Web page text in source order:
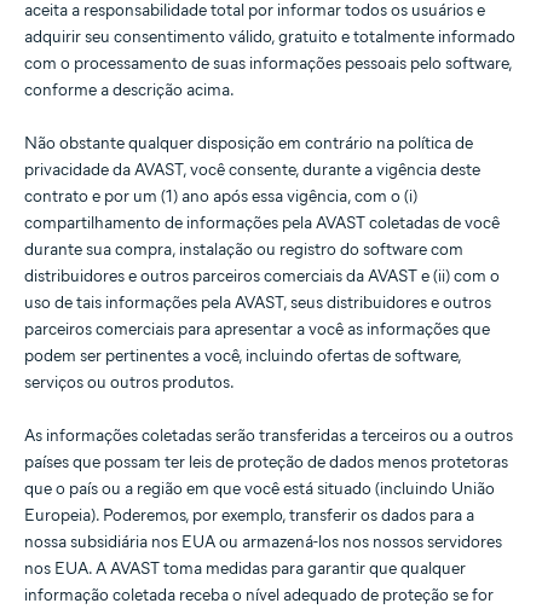
aceita a responsabilidade total por informar todos os usuários e
adquirir seu consentimento válido, gratuito e totalmente informado
com o processamento de suas informações pessoais pelo software,
conforme a descrição acima.
Não obstante qualquer disposição em contrário na política de
privacidade da AVAST, você consente, durante a vigência deste
contrato e por um (1) ano após essa vigência, com o (i)
compartilhamento de informações pela AVAST coletadas de você
durante sua compra, instalação ou registro do software com
distribuidores e outros parceiros comerciais da AVAST e (ii) com o
uso de tais informações pela AVAST, seus distribuidores e outros
parceiros comerciais para apresentar a você as informações que
podem ser pertinentes a você, incluindo ofertas de software,
serviços ou outros produtos.
As informações coletadas serão transferidas a terceiros ou a outros
países que possam ter leis de proteção de dados menos protetoras
que o país ou a região em que você está situado (incluindo União
Europeia). Poderemos, por exemplo, transferir os dados para a
nossa subsidiária nos EUA ou armazená-los nos nossos servidores
nos EUA. A AVAST toma medidas para garantir que qualquer
informação coletada receba o nível adequado de proteção se for